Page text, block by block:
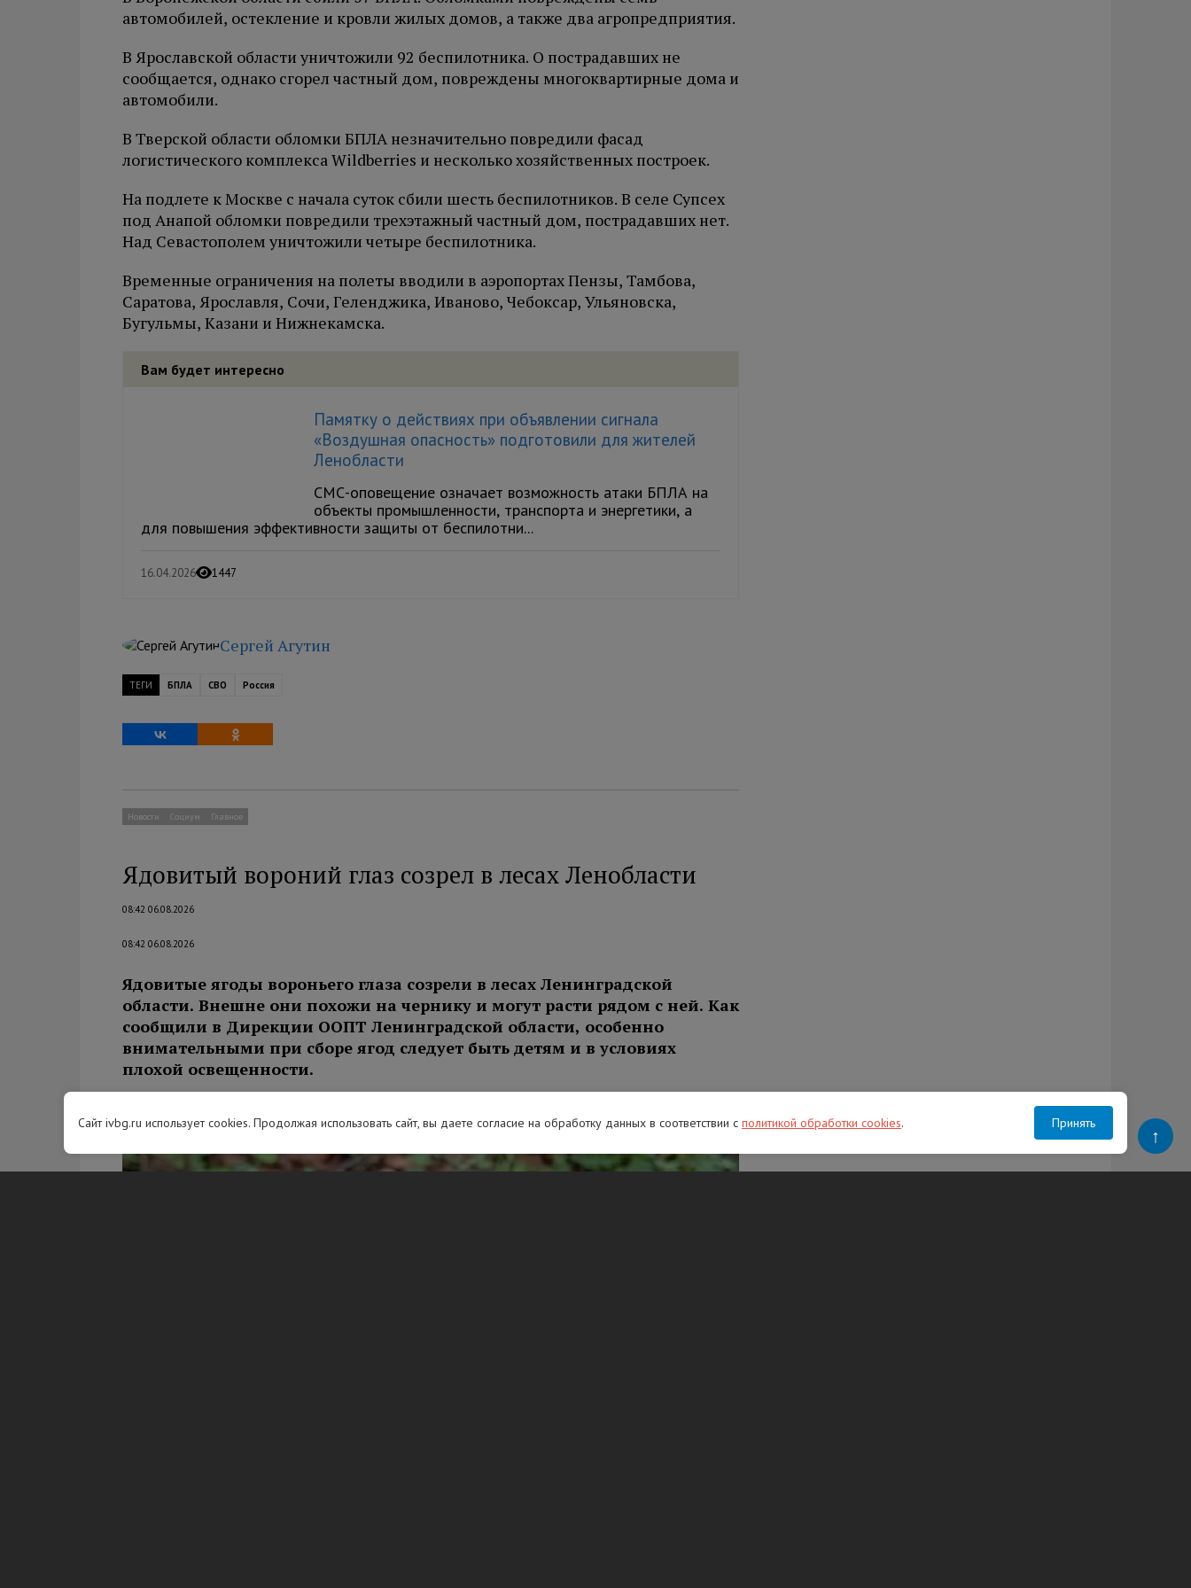
автомобилей, остекление и кровли жилых домов, а также два агропредприятия.
В Ярославской области уничтожили 92 беспилотника. О пострадавших не
сообщается, однако сгорел частный дом, повреждены многоквартирные дома и
автомобили.
В Тверской области обломки БПЛА незначительно повредили фасад
логистического комплекса Wildberries и несколько хозяйственных построек.
На подлете к Москве с начала суток сбили шесть беспилотников. В селе Супсех
под Анапой обломки повредили трехэтажный частный дом, пострадавших нет.
Над Севастополем уничтожили четыре беспилотника.
Временные ограничения на полеты вводили в аэропортах Пензы, Тамбова,
Саратова, Ярославля, Сочи, Геленджика, Иваново, Чебоксар, Ульяновска,
Бугульмы, Казани и Нижнекамска.
Вам будет интересно
Памятку о действиях при объявлении сигнала
«Воздушная опасность» подготовили для жителей
Ленобласти
СМС-оповещение означает возможность атаки БПЛА на
объекты промышленности, транспорта и энергетики, а
для повышения эффективности защиты от беспилотни...
16.04.2026 1447
Сергей Агутин
ТЕГИ БПЛА СВО Россия
Новости Социум Главное
Ядовитый вороний глаз созрел в лесах Ленобласти
08:42 06.08.2026
08:42 06.08.2026
Ядовитые ягоды вороньего глаза созрели в лесах Ленинградской
области. Внешне они похожи на чернику и могут расти рядом с ней. Как
сообщили в Дирекции ООПТ Ленинградской области, особенно
внимательными при сборе ягод следует быть детям и в условиях
плохой освещенности.
Сайт ivbg.ru использует cookies. Продолжая использовать сайт, вы даете согласие на обработку данных в соответствии с политикой обработки cookies. Принять
↑